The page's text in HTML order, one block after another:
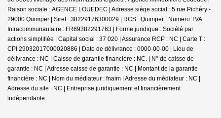
Raison sociale : AGENCE LOUEDEC | Adresse siège social : 5 rue Pichéry -
29000 Quimper | Siret : 38229176300029 | RCS : Quimper | Numero TVA
Intracommunautaire : FR69382291763 | Forme juridique : Société par
actions simplifiée | Capital social : 37 020 | Assurance RCP : NC | Carte T :
CPI 29032017000020886 | Date de délivrance : 0000-00-00 | Lieu de
délivrance : NC | Caisse de garantie financière : NC. | N° de caisse de
garantie : NC | Adresse caisse de garantie : NC | Montant de la garantie
financière : NC | Nom du médiateur : fnaim | Adresse du médiateur : NC |
Adresse du site : NC | Entreprise juridiquement et financièrement
indépendante